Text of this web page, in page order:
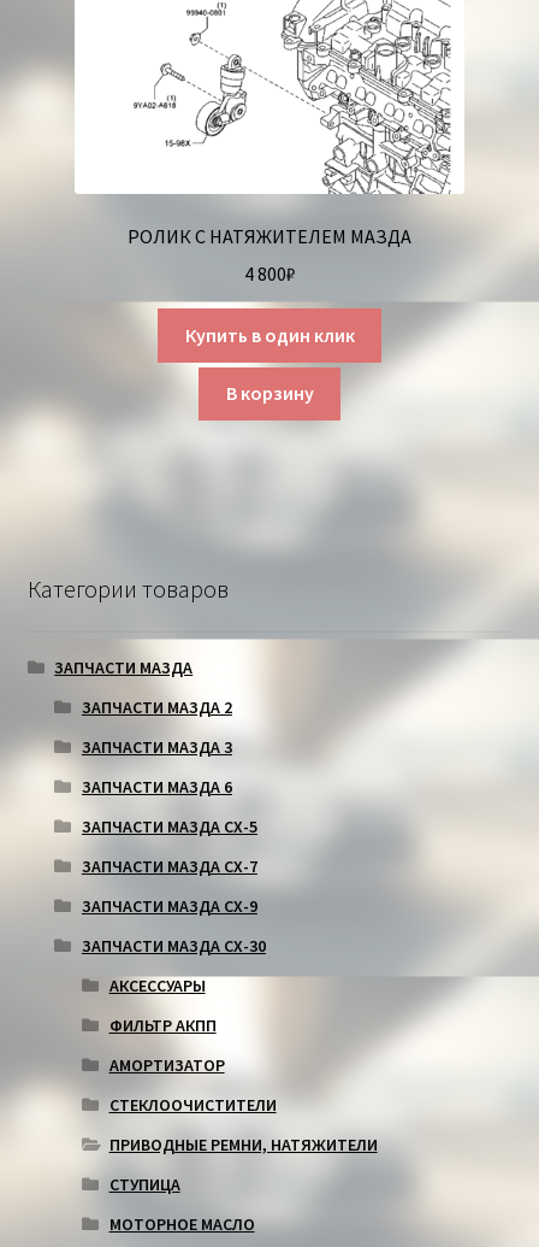
РОЛИК С НАТЯЖИТЕЛЕМ МАЗДА
4 800₽
Купить в один клик
В корзину
Категории товаров
ЗАПЧАСТИ МАЗДА
ЗАПЧАСТИ МАЗДА 2
ЗАПЧАСТИ МАЗДА 3
ЗАПЧАСТИ МАЗДА 6
ЗАПЧАСТИ МАЗДА СХ-5
ЗАПЧАСТИ МАЗДА СХ-7
ЗАПЧАСТИ МАЗДА СХ-9
ЗАПЧАСТИ МАЗДА СХ-30
АКСЕССУАРЫ
ФИЛЬТР АКПП
АМОРТИЗАТОР
СТЕКЛООЧИСТИТЕЛИ
ПРИВОДНЫЕ РЕМНИ, НАТЯЖИТЕЛИ
СТУПИЦА
МОТОРНОЕ МАСЛО